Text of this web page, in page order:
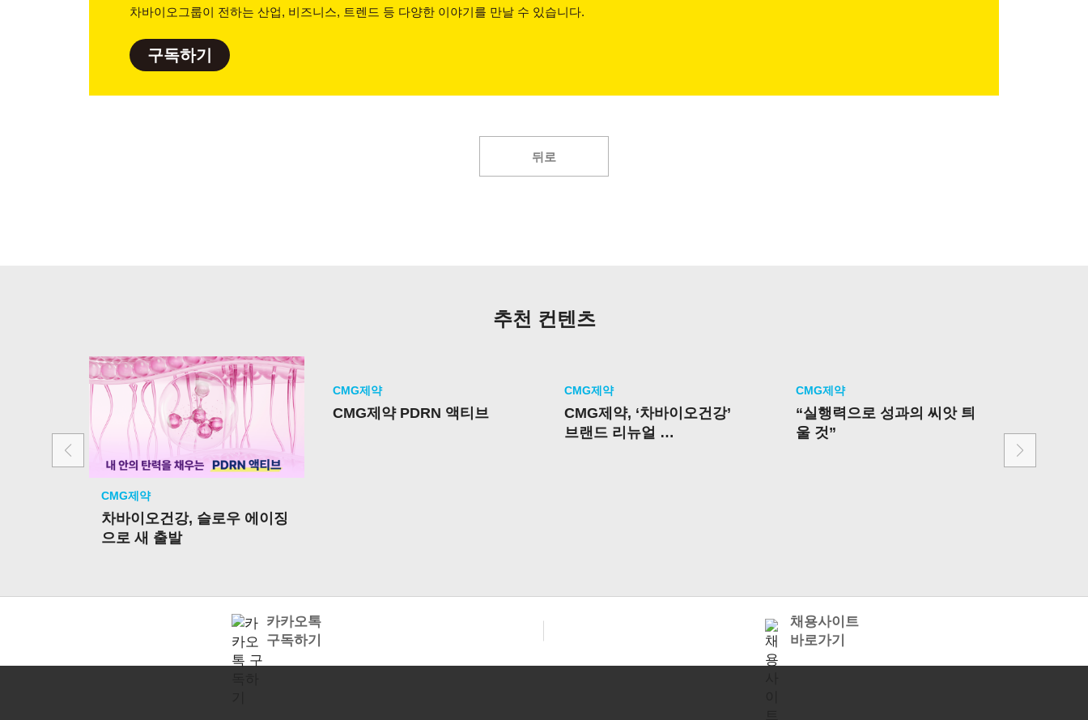
차바이오그룹이 전하는 산업, 비즈니스, 트렌드 등 다양한 이야기를 만날 수 있습니다.
구독하기
뒤로
추천 컨텐츠
CMG제약
차바이오건강, 슬로우 에이징
으로 새 출발
CMG제약
CMG제약 PDRN 액티브
CMG제약
CMG제약, ‘차바이오건강’
브랜드 리뉴얼
CMG제약
“실행력으로 성과의 씨앗 틔
울 것”
대상’ 수
카카오톡
구독하기
채용사이트
바로가기